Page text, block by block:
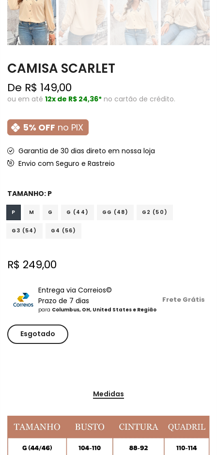
CAMISA SCARLET
De R$ 149,00
ou em até 12x de R$ 24,36* no cartão de crédito.
5% OFF no PIX
Garantia de 30 dias direto em nossa loja
Envio com Seguro e Rastreio
TAMANHO: P
P M G G (44) GG (48) G2 (50)
G3 (54) G4 (56)
R$ 249,00
Entrega via Correios©
Prazo de 7 dias
para Columbus, OH, United States e Região
Frete Grátis
Esgotado
Medidas